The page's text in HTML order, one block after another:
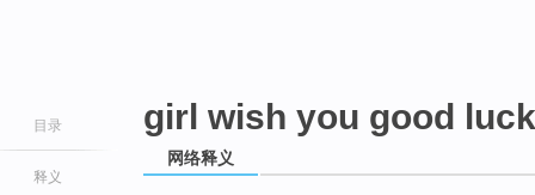
目录
释义
girl wish you good luck
网络释义